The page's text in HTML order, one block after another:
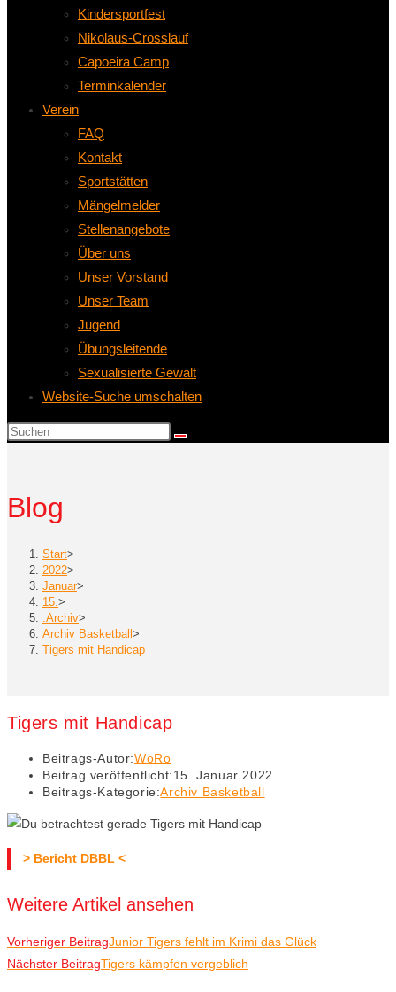
Kindersportfest
Nikolaus-Crosslauf
Capoeira Camp
Terminkalender
Verein
FAQ
Kontakt
Sportstätten
Mängelmelder
Stellenangebote
Über uns
Unser Vorstand
Unser Team
Jugend
Übungsleitende
Sexualisierte Gewalt
Website-Suche umschalten
Blog
Start>
2022>
Januar>
15. >
.Archiv>
Archiv Basketball >
Tigers mit Handicap
Tigers mit Handicap
Beitrags-Autor:WoRo
Beitrag veröffentlicht:15. Januar 2022
Beitrags-Kategorie:Archiv Basketball
> Bericht DBBL <
Weitere Artikel ansehen
Vorheriger BeitragJunior Tigers fehlt im Krimi das Glück
Nächster BeitragTigers kämpfen vergeblich